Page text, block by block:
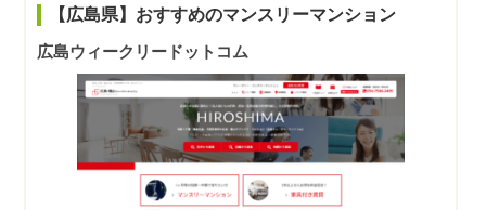
【広島県】おすすめのマンスリーマンション
広島ウィークリードットコム